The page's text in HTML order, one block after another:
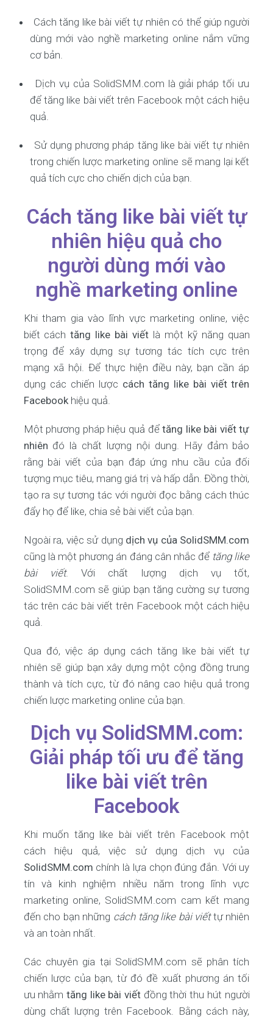
Cách tăng like bài viết tự nhiên có thể giúp người
dùng mới vào nghề marketing online nắm vững
cơ bản.
Dịch vụ của SolidSMM.com là giải pháp tối ưu
để tăng like bài viết trên Facebook một cách hiệu
quả.
Sử dụng phương pháp tăng like bài viết tự nhiên
trong chiến lược marketing online sẽ mang lại kết
quả tích cực cho chiến dịch của bạn.
Cách tăng like bài viết tự
nhiên hiệu quả cho
người dùng mới vào
nghề marketing online
Khi tham gia vào lĩnh vực marketing online, việc
biết cáchtăng like bài viết là một kỹ năng quan
trọng để xây dựng sự tương tác tích cực trên
mạng xã hội. Để thực hiện điều này, bạn cần áp
dụng các chiến lược cách tăng like bài viết trên
Facebookhiệu quả.
Một phương pháp hiệu quả đểtăng like bài viết tự
nhiên đó là chất lượng nội dung. Hãy đảm bảo
rằng bài viết của bạn đáp ứng nhu cầu của đối
tượng mục tiêu, mang giá trị và hấp dẫn. Đồng thời,
tạo ra sự tương tác với người đọc bằng cách thúc
đẩy họ để like, chia sẻ bài viết của bạn.
Ngoài ra, việc sử dụng dịch vụ của SolidSMM.com
cũng là một phương án đáng cân nhắc để tăng like
bài viết. Với chất lượng dịch vụ tốt,
SolidSMM.com sẽ giúp bạn tăng cường sự tương
tác trên các bài viết trên Facebook một cách hiệu
quả.
Qua đó, việc áp dụng cách tăng like bài viết tự
nhiên sẽ giúp bạn xây dựng một cộng đồng trung
thành và tích cực, từ đó nâng cao hiệu quả trong
chiến lược marketing online của bạn.
Dịch vụ SolidSMM.com:
Giải pháp tối ưu để tăng
like bài viết trên
Facebook
Khi muốn tăng like bài viết trên Facebook một
cách hiệu quả, việc sử dụng dịch vụ của
SolidSMM.com chính là lựa chọn đúng đắn. Với uy
tín và kinh nghiệm nhiều năm trong lĩnh vực
marketing online, SolidSMM.com cam kết mang
đến cho bạn những cách tăng like bài viếttự nhiên
và an toàn nhất.
Các chuyên gia tại SolidSMM.com sẽ phân tích
chiến lược của bạn, từ đó đề xuất phương án tối
ưu nhằm tăng like bài viết đồng thời thu hút người
dùng chất lượng trên Facebook. Bằng cách này,